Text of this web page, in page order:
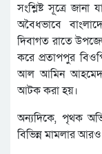
সংশ্লিষ্ট সূত্রে
অবৈধভাবে
দিবাগত রাতে
করে প্রতাপপুর
আল আমিন
আটক করা হয়।
অন্যদিকে, পৃথক
বিভিন্ন মামলার